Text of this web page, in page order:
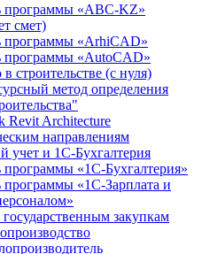
программы «ABC-KZ»
смет)
программы «ArhiCAD»
программы «AutoCAD»
строительстве (с нуля)
метод определения
Revit Architecture
направлениям
учет и 1С-Бухгалтерия
программы «1С-Бухгалтерия»
программы «1С-Зарплата и
закупкам